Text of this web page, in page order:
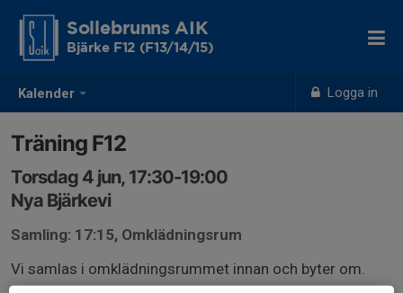
Kalender Logga in
Sollebrunns AIK
Bjärke F12 (F13/14/15)
Träning F12
Torsdag 4 jun, 17:30-19:00
Nya Bjärkevi
Samling: 17:15, Omklädningsrum
Vi samlas i omklädningsrummet innan och byter om.